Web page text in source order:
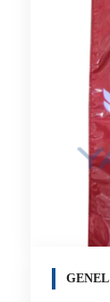
GENEL